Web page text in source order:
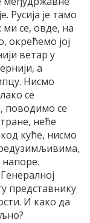
Русија је тамо
ми се, овде, на
окрећемо јој
ветар у
а
Нисмо
се
поводимо се
неће
куће, нисмо
представнику
И како да